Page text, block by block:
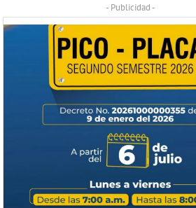
- Publicidad -